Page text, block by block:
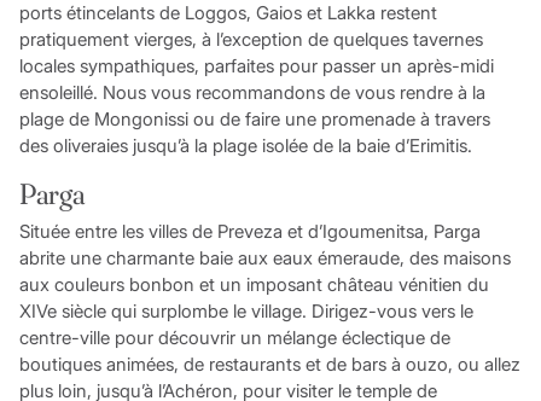
ports étincelants de Loggos, Gaios et Lakka restent
pratiquement vierges, à l’exception de quelques tavernes
locales sympathiques, parfaites pour passer un après-midi
ensoleillé. Nous vous recommandons de vous rendre à la
plage de Mongonissi ou de faire une promenade à travers
des oliveraies jusqu’à la plage isolée de la baie d’Erimitis.
Parga
Située entre les villes de Preveza et d’Igoumenitsa, Parga
abrite une charmante baie aux eaux émeraude, des maisons
aux couleurs bonbon et un imposant château vénitien du
XIVe siècle qui surplombe le village. Dirigez-vous vers le
centre-ville pour découvrir un mélange éclectique de
boutiques animées, de restaurants et de bars à ouzo, ou allez
plus loin, jusqu’à l’Achéron, pour visiter le temple de